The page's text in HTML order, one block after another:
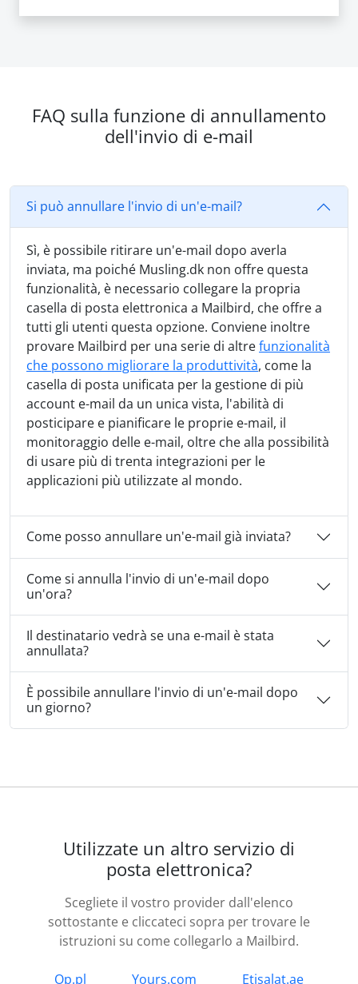
FAQ sulla funzione di annullamento
dell'invio di e-mail
Si può annullare l'invio di un'e-mail?
Sì, è possibile ritirare un'e-mail dopo averla
inviata, ma poiché Musling.dk non offre questa
funzionalità, è necessario collegare la propria
casella di posta elettronica a Mailbird, che offre a
tutti gli utenti questa opzione. Conviene inoltre
provare Mailbird per una serie di altrefunzionalità
che possono migliorare la produttività, come la
casella di posta unificata per la gestione di più
account e-mail da un unica vista, l'abilità di
posticipare e pianificare le proprie e-mail, il
monitoraggio delle e-mail, oltre che alla possibilità
di usare più di trenta integrazioni per le
applicazioni più utilizzate al mondo.
Come posso annullare un'e-mail già inviata?
Come si annulla l'invio di un'e-mail dopo
un'ora?
Il destinatario vedrà se una e-mail è stata
annullata?
È possibile annullare l'invio di un'e-mail dopo
un giorno?
Utilizzate un altro servizio di
posta elettronica?
Scegliete il vostro provider dall'elenco
sottostante e cliccateci sopra per trovare le
istruzioni su come collegarlo a Mailbird.
Op.pl Yours.com
Etisalat.ae